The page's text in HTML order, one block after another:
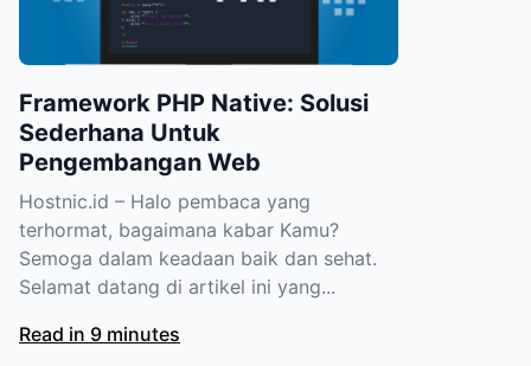
Framework PHP Native: Solusi
Sederhana Untuk
Pengembangan Web
Hostnic.id – Halo pembaca yang
terhormat, bagaimana kabar Kamu?
Semoga dalam keadaan baik dan sehat.
Selamat datang di artikel ini yang...
Read in 9 minutes